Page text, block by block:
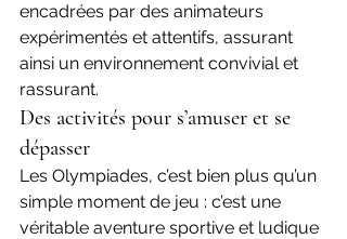
encadrées par des animateurs
expérimentés et attentifs, assurant
ainsi un environnement convivial et
rassurant.
Des activités pour s’amuser et se
dépasser
Les Olympiades, c’est bien plus qu’un
simple moment de jeu : c’est une
véritable aventure sportive et ludique